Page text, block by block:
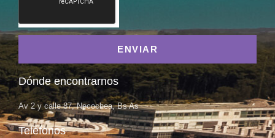
ENVIAR
Dónde encontrarnos
Av 2 y calle 87, Necochea, Bs As
Teléfonos